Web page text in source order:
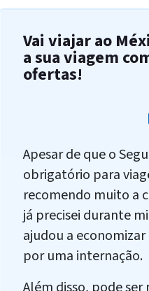
Vai viajar ao
a sua viagem
ofertas!
Apesar de que o
obrigatório para
recomendo muito a
já precisei durante
ajudou a
por uma internação.